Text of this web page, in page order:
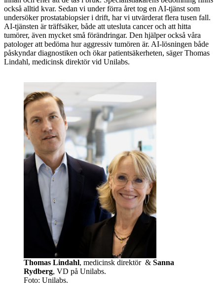
också alltid kvar. Sedan vi under förra året tog en AI-tjänst som
undersöker prostatabiopsier i drift, har vi utvärderat flera tusen fall.
AI-tjänsten är träffsäker, både att utesluta cancer och att hitta
tumörer, även mycket små förändringar. Den hjälper också våra
patologer att bedöma hur aggressiv tumören är. AI-lösningen både
påskyndar diagnostiken och ökar patientsäkerheten, säger Thomas
Lindahl, medicinsk direktör vid Unilabs.
Thomas Lindahl, medicinsk direktör & Sanna
Rydberg, VD på Unilabs.
Foto: Unilabs.